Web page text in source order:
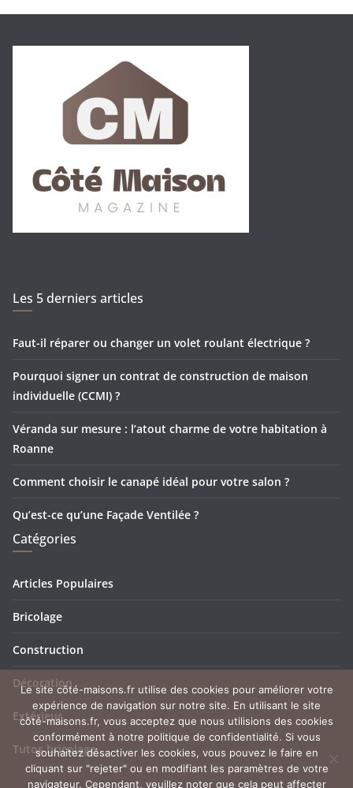
Les 5 derniers articles
Faut-il réparer ou changer un volet roulant électrique ?
Pourquoi signer un contrat de construction de maison
individuelle (CCMI) ?
Véranda sur mesure : l’atout charme de votre habitation à
Roanne
Comment choisir le canapé idéal pour votre salon ?
Qu’est-ce qu’une Façade Ventilée ?
Catégories
Articles Populaires
Bricolage
Construction
Décoration
Extérieur
Tutos bricolage
Le site côté-maisons.fr utilise des cookies pour améliorer votre
expérience de navigation sur notre site. En utilisant le site
côté-maisons.fr, vous acceptez que nous utilisions des cookies
conformément à notre politique de confidentialité. Si vous
souhaitez désactiver les cookies, vous pouvez le faire en
cliquant sur "rejeter" ou en modifiant les paramètres de votre
navigateur. Cependant, veuillez noter que cela peut affecter